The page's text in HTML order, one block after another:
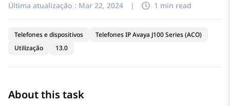
Última atualização : Mar 22, 2024 | 1 min read
Telefones e dispositivos
Telefones IP Avaya J100 Series (ACO)
Utilização
13.0
About this task